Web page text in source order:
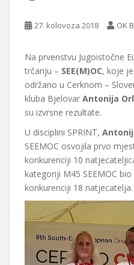
27. kolovoza 2018 OK
Na prvenstvu Jugoistočne
trčanju – SEE(M)OC, koje
održano u Cerknom –
kluba Bjelovar Antonija
su izvrsne rezultate.
U disciplini SPRINT,
SEEMOC osvojila prvo
konkurenciji 10
kategoriji M45 SEEMOC
konkurenciji 18 natjecatelja.